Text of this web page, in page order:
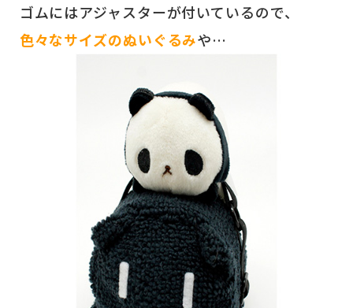
ゴムにはアジャスターが付いているので、
色々なサイズのぬいぐるみや…